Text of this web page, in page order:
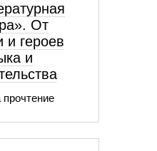
От
и героев
и